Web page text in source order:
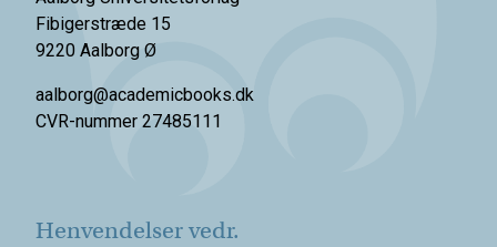
Fibigerstræde 15
9220 Aalborg Ø
aalborg@academicbooks.dk
CVR-nummer 27485111
Henvendelser vedr.